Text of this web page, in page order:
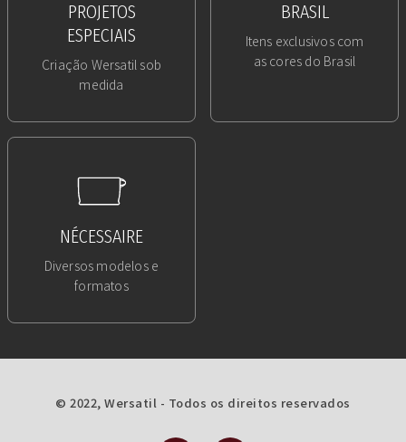
PROJETOS
ESPECIAIS
Criação Wersatil sob
medida
BRASIL
Itens exclusivos com
as cores do Brasil
NÉCESSAIRE
Diversos modelos e
formatos
© 2022, Wersatil - Todos os direitos reservados